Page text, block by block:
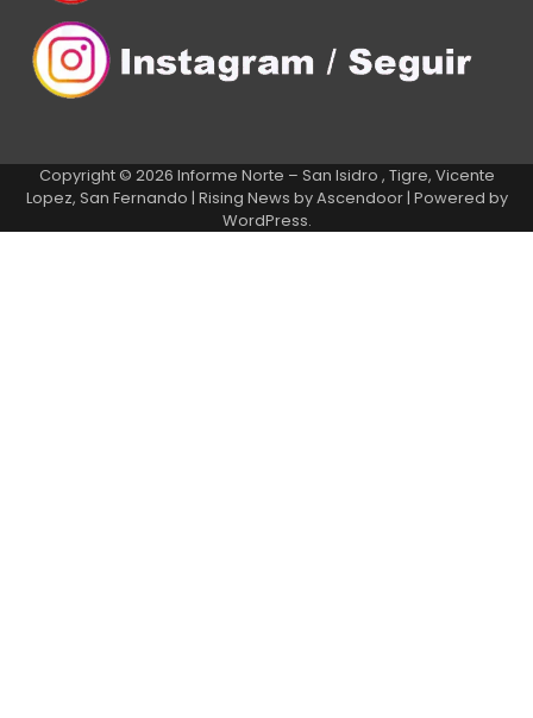
Copyright © 2026 Informe Norte – San Isidro , Tigre, Vicente
Lopez, San Fernando | Rising News byAscendoor| Powered by
WordPress.